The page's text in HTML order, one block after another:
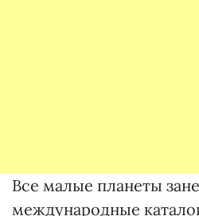
Все малые планеты
международные